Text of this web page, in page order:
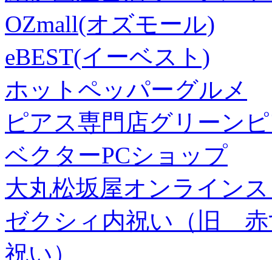
OZmall(オズモール)
eBEST(イーベスト)
ホットペッパーグルメ
ピアス専門店グリーン
ベクターPCショップ
大丸松坂屋オンライン
ゼクシィ内祝い（旧 赤
祝い）